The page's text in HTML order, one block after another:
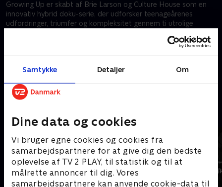
Samtykke Detaljer Om
Dine data og cookies
Vi bruger egne cookies og cookies fra
samarbejdspartnere for at give dig den bedste
oplevelse af TV 2 PLAY, til statistik og til at
målrette annoncer til dig. Vores
samarbejdspartnere kan anvende cookie-data til
Growing Up er skabt af Brie Larson og Culture House som en
innovativ hybrid doku-serie, der udforsker teenageårenes
udfordringer, triumfer og kompleksitet gennem ti utrolige
eksperimenterende og dokumentarisk filmskabelse til at følge
Kræver tilkøb
Mere indhold fra Disney+